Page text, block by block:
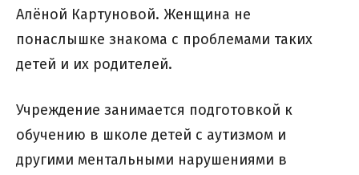
Алёной Картуновой. Женщина не
понаслышке знакома с проблемами таких
детей и их родителей.
Учреждение занимается подготовкой к
обучению в школе детей с аутизмом и
другими ментальными нарушениями в